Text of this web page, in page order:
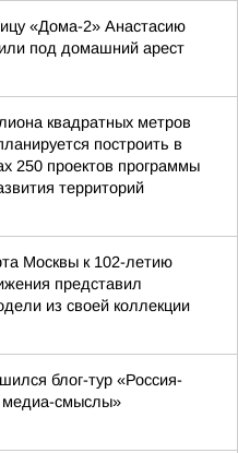
«Дома-2» Анастасию
под домашний арест
квадратных метров
построить в
250 проектов программы
территорий
Москвы к 102-летию
представил
из своей коллекции
блог-тур «Россия-
смыслы»